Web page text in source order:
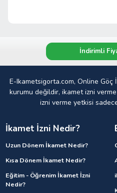
İndirimli
E-Ikametsigorta.com, Online Göç
kurumu değildir, ikamet izni
izni verme yetkisi
İkamet İzni Nedir?
Uzun Dönem İkamet Nedir?
Kısa Dönem İkamet Nedir?
Eğitim - Öğrenim İkamet İzni
Nedir?